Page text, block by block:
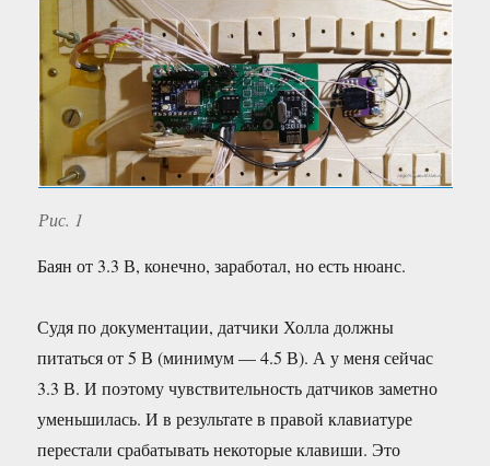
Рис. 1
Баян от 3.3 В, конечно, заработал, но есть нюанс.
Судя по документации, датчики Холла должны
питаться от 5 В (минимум — 4.5 В). А у меня сейчас
3.3 В. И поэтому чувствительность датчиков заметно
уменьшилась. И в результате в правой клавиатуре
перестали срабатывать некоторые клавиши. Это